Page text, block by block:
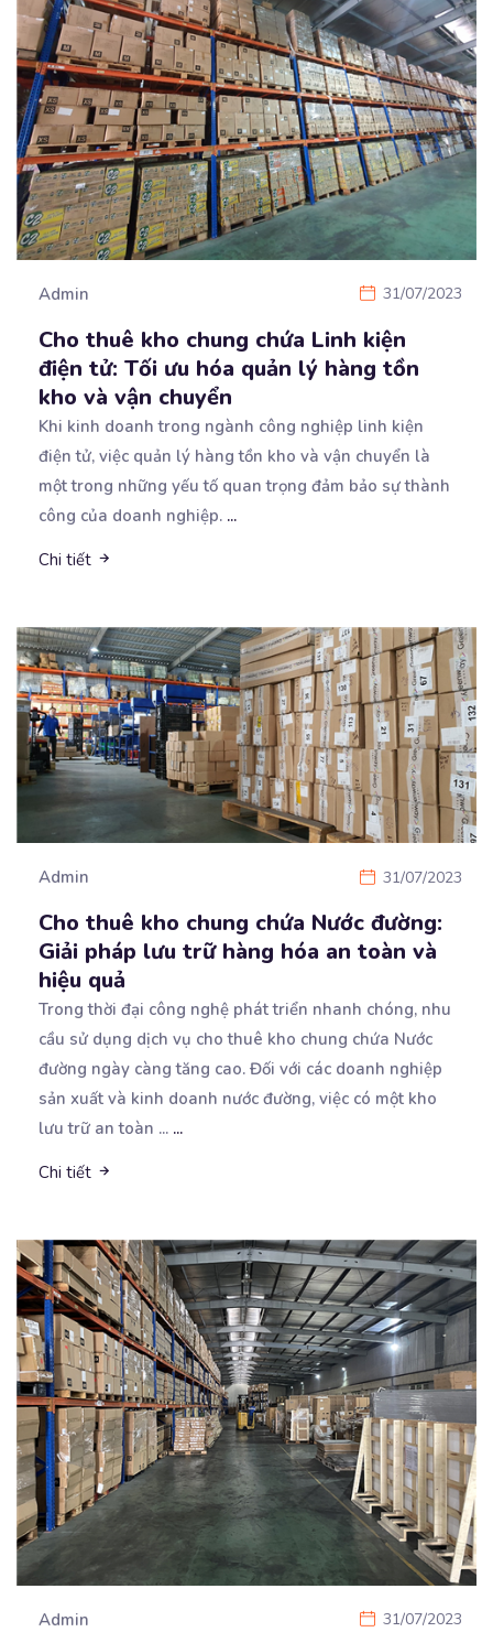
Admin 31/07/2023
Cho thuê kho chung chứa Linh kiện
điện tử: Tối ưu hóa quản lý hàng tồn
kho và vận chuyển
Khi kinh doanh trong ngành công nghiệp linh kiện
điện tử, việc quản lý hàng tồn kho và vận chuyển là
một trong những yếu tố quan trọng đảm bảo sự thành
công của doanh nghiệp. ...
Chi tiết
Admin 31/07/2023
Cho thuê kho chung chứa Nước đường:
Giải pháp lưu trữ hàng hóa an toàn và
hiệu quả
Trong thời đại công nghệ phát triển nhanh chóng, nhu
cầu sử dụng dịch vụ cho thuê kho chung chứa Nước
đường ngày càng tăng cao. Đối với các doanh nghiệp
sản xuất và kinh doanh nước đường, việc có một kho
lưu trữ an toàn ... ...
Chi tiết
Admin 31/07/2023